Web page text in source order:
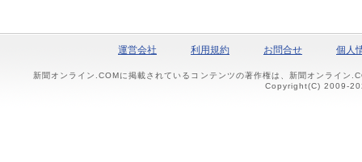
運営会社 利用規約 お問合せ 個人
新聞オンライン.COMに掲載されているコンテンツの著作権は、新聞オンライン
Copyright(C) 2009-